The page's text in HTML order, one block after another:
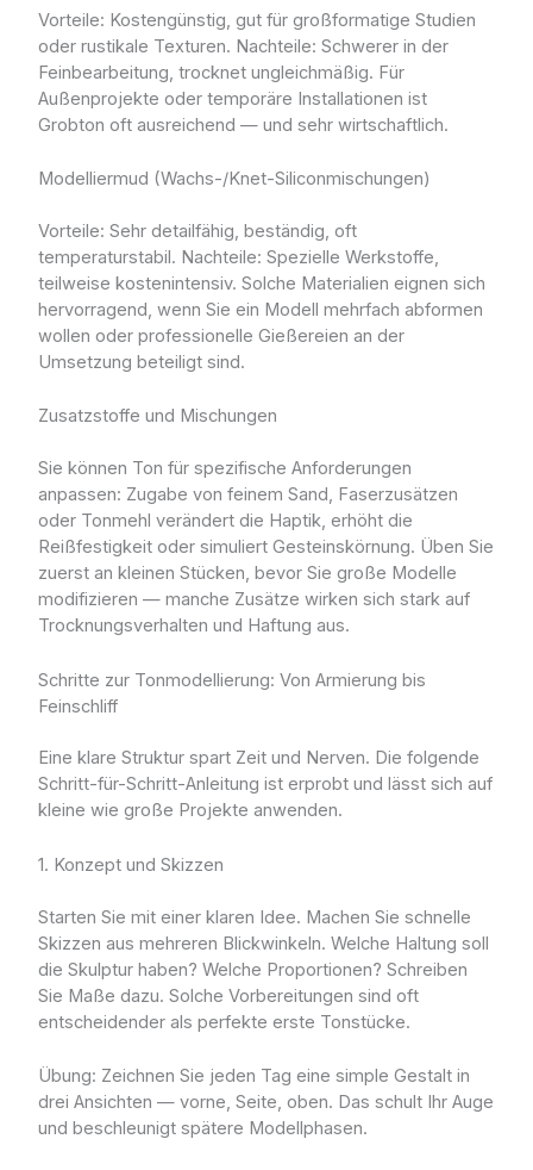
Vorteile: Kostengünstig, gut für großformatige Studien
oder rustikale Texturen. Nachteile: Schwerer in der
Feinbearbeitung, trocknet ungleichmäßig. Für
Außenprojekte oder temporäre Installationen ist
Grobton oft ausreichend — und sehr wirtschaftlich.
Modelliermud (Wachs-/Knet-Siliconmischungen)
Vorteile: Sehr detailfähig, beständig, oft
temperaturstabil. Nachteile: Spezielle Werkstoffe,
teilweise kostenintensiv. Solche Materialien eignen sich
hervorragend, wenn Sie ein Modell mehrfach abformen
wollen oder professionelle Gießereien an der
Umsetzung beteiligt sind.
Zusatzstoffe und Mischungen
Sie können Ton für spezifische Anforderungen
anpassen: Zugabe von feinem Sand, Faserzusätzen
oder Tonmehl verändert die Haptik, erhöht die
Reißfestigkeit oder simuliert Gesteinskörnung. Üben Sie
zuerst an kleinen Stücken, bevor Sie große Modelle
modifizieren — manche Zusätze wirken sich stark auf
Trocknungsverhalten und Haftung aus.
Schritte zur Tonmodellierung: Von Armierung bis
Feinschliff
Eine klare Struktur spart Zeit und Nerven. Die folgende
Schritt-für-Schritt-Anleitung ist erprobt und lässt sich auf
kleine wie große Projekte anwenden.
1. Konzept und Skizzen
Starten Sie mit einer klaren Idee. Machen Sie schnelle
Skizzen aus mehreren Blickwinkeln. Welche Haltung soll
die Skulptur haben? Welche Proportionen? Schreiben
Sie Maße dazu. Solche Vorbereitungen sind oft
entscheidender als perfekte erste Tonstücke.
Übung: Zeichnen Sie jeden Tag eine simple Gestalt in
drei Ansichten — vorne, Seite, oben. Das schult Ihr Auge
und beschleunigt spätere Modellphasen.